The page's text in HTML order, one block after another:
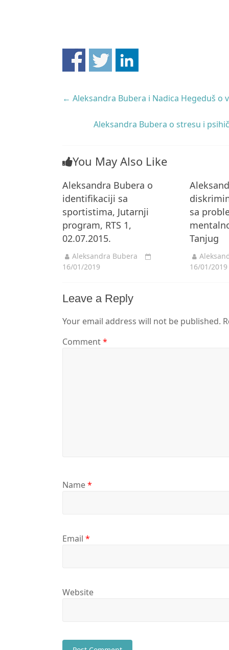
← Aleksandra Bubera i Nadica Hegeduš o
Aleksandra Bubera o stresu i
You May Also Like
Aleksandra Bubera o
identifikaciji sa
sportistima, Jutarnji
program, RTS 1,
02.07.2015.
Aleksandra Bubera
16/01/2019
sa
Tanjug
16/01/2019
Leave a Reply
Your email address will not be published.
Comment*
Name*
Email *
Website